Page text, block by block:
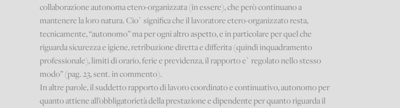
collaborazione autonoma etero-organizzata (in essere), che però continuano a
mantenere la loro natura. Cio` significa che il lavoratore etero-organizzato resta,
tecnicamente, “autonomo” ma per ogni altro aspetto, e in particolare per quel che
riguarda sicurezza e igiene, retribuzione diretta e differita (quindi inquadramento
professionale), limiti di orario, ferie e previdenza, il rapporto e` regolato nello stesso
modo” (pag. 23, sent. in commento).
In altre parole, il suddetto rapporto di lavoro coordinato e continuativo, autonomo per
quanto attiene all’obbligatorietà della prestazione e dipendente per quanto riguarda il